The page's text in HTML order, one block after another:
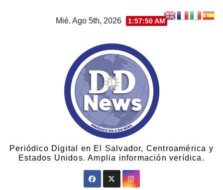
Mié. Ago 5th, 2026 1:57:51 AM
Periódico Digital en El Salvador, Centroamérica y
Estados Unidos. Amplia información verídica.